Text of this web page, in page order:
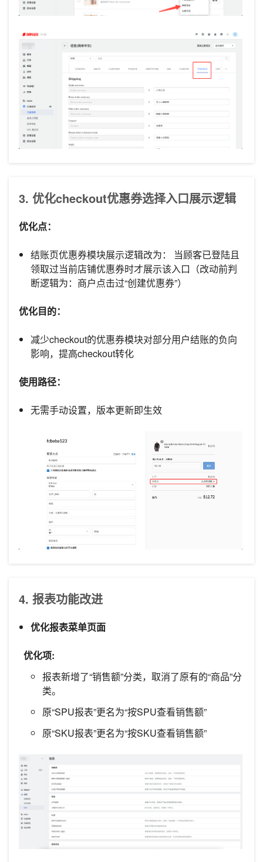
3. 优化checkout优惠券选择入口展示逻辑
优化点：
结账页优惠券模块展示逻辑改为： 当顾客已登陆且
领取过当前店铺优惠券时才展示该入口（改动前判
断逻辑为：商户点击过“创建优惠券”）
优化目的：
减少checkout的优惠券模块对部分用户结账的负向
影响，提高checkout转化
使用路径：
无需手动设置，版本更新即生效
4. 报表功能改进
优化报表菜单页面
优化项:
报表新增了“销售额”分类，取消了原有的“商品”分
类。
原“SPU报表”更名为“按SPU查看销售额”
原“SKU报表”更名为“按SKU查看销售额”